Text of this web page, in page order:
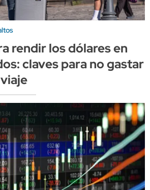
rendir los dólares en
claves para no gastar